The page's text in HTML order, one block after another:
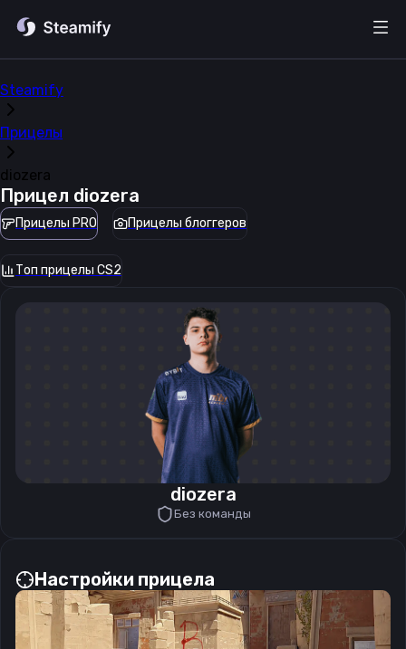
Steamify
Прицелы
diozera
Прицел diozera
Прицелы PRO Прицелы блоггеров
Топ прицелы CS2
diozera
Без команды
Настройки прицела